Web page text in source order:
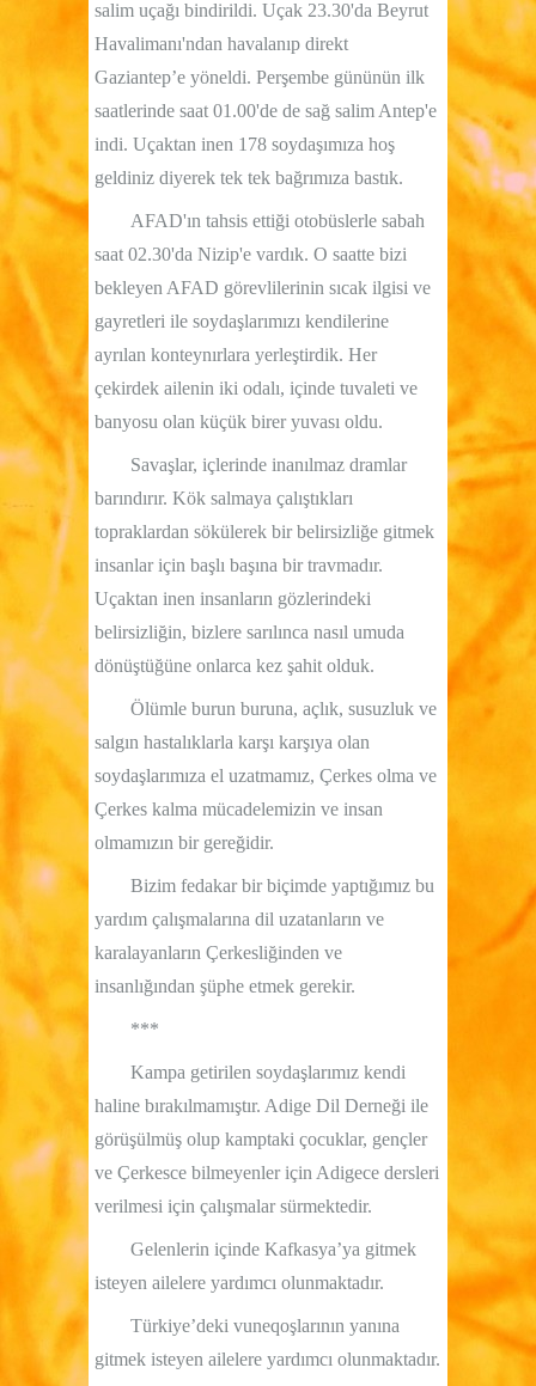
salim uçağı bindirildi. Uçak 23.30'da Beyrut
Havalimanı'ndan havalanıp direkt
Gaziantep’e yöneldi. Perşembe gününün ilk
saatlerinde saat 01.00'de de sağ salim Antep'e
indi. Uçaktan inen 178 soydaşımıza hoş
geldiniz diyerek tek tek bağrımıza bastık.
AFAD'ın tahsis ettiği otobüslerle sabah
saat 02.30'da Nizip'e vardık. O saatte bizi
bekleyen AFAD görevlilerinin sıcak ilgisi ve
gayretleri ile soydaşlarımızı kendilerine
ayrılan konteynırlara yerleştirdik. Her
çekirdek ailenin iki odalı, içinde tuvaleti ve
banyosu olan küçük birer yuvası oldu.
Savaşlar, içlerinde inanılmaz dramlar
barındırır. Kök salmaya çalıştıkları
topraklardan sökülerek bir belirsizliğe gitmek
insanlar için başlı başına bir travmadır.
Uçaktan inen insanların gözlerindeki
belirsizliğin, bizlere sarılınca nasıl umuda
dönüştüğüne onlarca kez şahit olduk.
Ölümle burun buruna, açlık, susuzluk ve
salgın hastalıklarla karşı karşıya olan
soydaşlarımıza el uzatmamız, Çerkes olma ve
Çerkes kalma mücadelemizin ve insan
olmamızın bir gereğidir.
Bizim fedakar bir biçimde yaptığımız bu
yardım çalışmalarına dil uzatanların ve
karalayanların Çerkesliğinden ve
insanlığından şüphe etmek gerekir.
***
Kampa getirilen soydaşlarımız kendi
haline bırakılmamıştır. Adige Dil Derneği ile
görüşülmüş olup kamptaki çocuklar, gençler
ve Çerkesce bilmeyenler için Adigece dersleri
verilmesi için çalışmalar sürmektedir.
Gelenlerin içinde Kafkasya’ya gitmek
isteyen ailelere yardımcı olunmaktadır.
Türkiye’deki vuneqoşlarının yanına
gitmek isteyen ailelere yardımcı olunmaktadır.